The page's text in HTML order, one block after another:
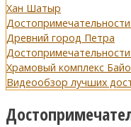
Хан Шатыр
Древний город Петра
Храмовый комплекс
Видеообзор лучших